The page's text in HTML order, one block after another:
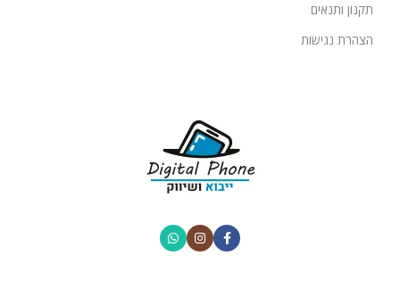
תקנון ותנאים
הצהרת נגישות